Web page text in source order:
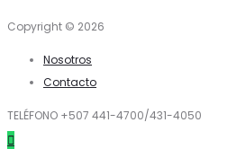
Copyright © 2026
Nosotros
Contacto
TELÉFONO +507 441-4700/431-4050